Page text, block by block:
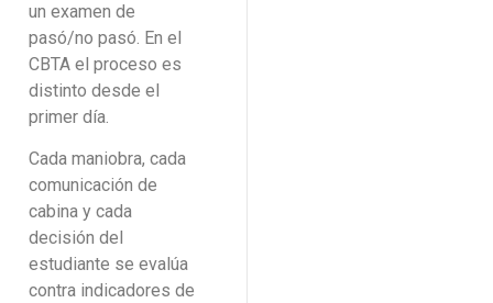
un examen de
pasó/no pasó. En el
CBTA el proceso es
distinto desde el
primer día.
Cada maniobra, cada
comunicación de
cabina y cada
decisión del
estudiante se evalúa
contra indicadores de